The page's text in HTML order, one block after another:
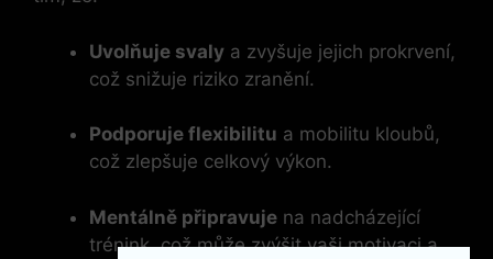
Uvolňuje svaly a zvyšuje jejich prokrvení,
což snižuje riziko zranění.
Podporuje flexibilitu a mobilitu kloubů,
což zlepšuje celkový výkon.
Mentálně připravuje na nadcházející
trénink, což může zvýšit vaši motivaci a